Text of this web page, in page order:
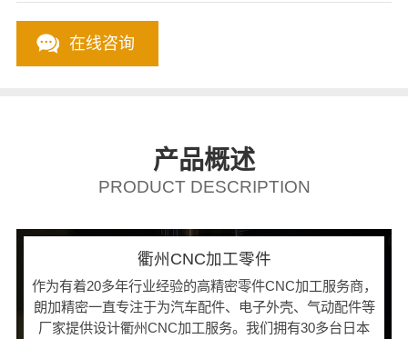
在线咨询
产品概述
PRODUCT DESCRIPTION
衢州CNC加工零件
作为有着20多年行业经验的高精密零件CNC加工服务商，
朗加精密一直专注于为汽车配件、电子外壳、气动配件等
厂家提供设计衢州CNC加工服务。我们拥有30多台日本